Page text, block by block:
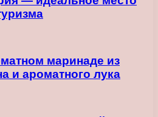
маринаде из
и ароматного лука